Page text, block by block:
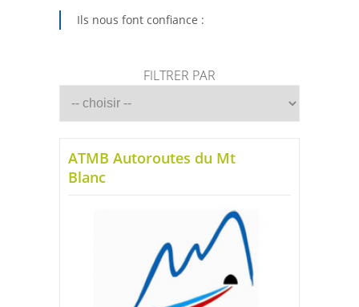
Ils nous font confiance :
FILTRER PAR
ATMB Autoroutes du Mt
Blanc